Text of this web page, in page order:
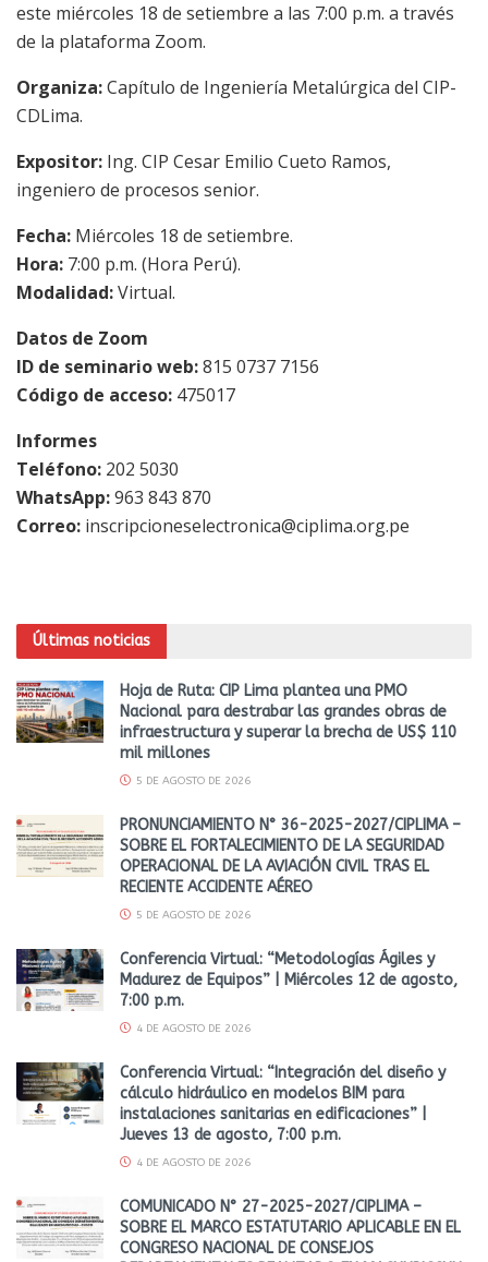
este miércoles 18 de setiembre a las 7:00 p.m. a través
de la plataforma Zoom.
Organiza:Capítulo de Ingeniería Metalúrgica del CIP-
CDLima.
Expositor: Ing. CIP Cesar Emilio Cueto Ramos,
ingeniero de procesos senior.
Fecha: Miércoles 18 de setiembre.
Hora: 7:00 p.m. (Hora Perú).
Modalidad:Virtual.
Datos de Zoom
ID de seminario web:815 0737 7156
Código de acceso: 475017
Informes
Teléfono: 202 5030
WhatsApp:963 843 870
Correo: inscripcioneselectronica@ciplima.org.pe
Últimas noticias
Hoja de Ruta: CIP Lima plantea una PMO
Nacional para destrabar las grandes obras de
infraestructura y superar la brecha de US$ 110
mil millones
5 DE AGOSTO DE 2026
PRONUNCIAMIENTO N° 36-2025-2027/CIPLIMA –
SOBRE EL FORTALECIMIENTO DE LA SEGURIDAD
OPERACIONAL DE LA AVIACIÓN CIVIL TRAS EL
RECIENTE ACCIDENTE AÉREO
5 DE AGOSTO DE 2026
Conferencia Virtual: “Metodologías Ágiles y
Madurez de Equipos” | Miércoles 12 de agosto,
7:00 p.m.
4 DE AGOSTO DE 2026
Conferencia Virtual: “Integración del diseño y
cálculo hidráulico en modelos BIM para
instalaciones sanitarias en edificaciones” |
Jueves 13 de agosto, 7:00 p.m.
4 DE AGOSTO DE 2026
COMUNICADO N° 27-2025-2027/CIPLIMA –
SOBRE EL MARCO ESTATUTARIO APLICABLE EN EL
CONGRESO NACIONAL DE CONSEJOS